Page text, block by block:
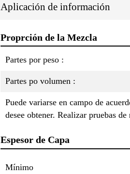
Aplicación de información
Proprción de la Mezcla
Partes por peso :
Partes po volumen :
Puede variarse en campo de
desee obtener. Realizar pruebas de
Espesor de Capa
Mínimo